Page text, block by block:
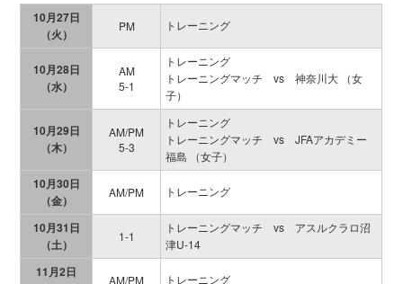
10月27日
（火）
PM トレーニング
10月28日
（水）
AM
5-1
トレーニング
トレーニングマッチ vs 神奈川大 （女
子）
10月29日
（木）
AM/PM
5-3
トレーニング
トレーニングマッチ vs JFAアカデミー
福島 （女子）
10月30日
（金）
AM/PM トレーニング
10月31日
（土）
1-1
トレーニングマッチ vs アスルクラロ沼
津U-14
11月2日
AM/PM トレーニング